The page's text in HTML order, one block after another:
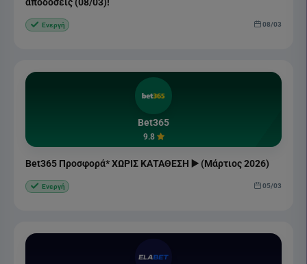
Ενεργή 08/03
Bet365
9.8
Bet365 Προσφορά* ΧΩΡΙΣ ΚΑΤΑΘΕΣΗ ▶️ (Μάρτιος 2026)
Ενεργή 05/03